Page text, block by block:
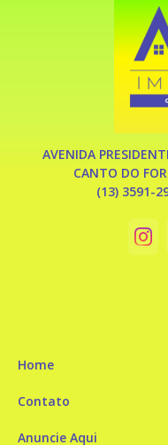
AVENIDA
CANTO DO
(13) 3591-
Home
Contato
Anuncie Aqui